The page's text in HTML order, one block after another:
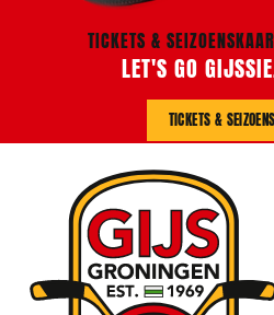
TICKETS &
LET'S GO
TICKETS &